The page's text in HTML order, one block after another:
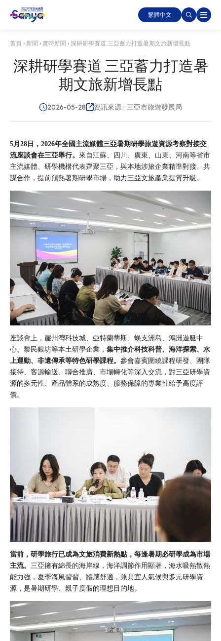
繁體中文
首頁 › 新聞 › 實時新聞 › 深耕研學賽道 三亞蓄力打造暑期文旅新增長點
深耕研學賽道 三亞蓄力打造暑
期文旅新增長點
2026-05-28 資訊來源 : 三亞市旅遊發展局
5月28日，2026年全國主流媒體三亞暑期研學旅遊資源考察對接交
流座談會在三亞舉行。 來自江蘇、四川、廣東、山東、河南等省市
主流媒體、研學機構代表齊聚三亞，與本地涉旅企業精準對接、共
謀合作，提前預熱暑期研學市場，助力三亞文旅產業提質升級。
座談會上， 崖州灣科技城 、亞特蘭蒂斯、蜈支洲島、鴻洲遊艇中
心、黎民銀坊等本土研學企業， 集中推介科技科普、海洋探索、水
上運動、非遺傳承等特色研學課程。 參會嘉賓圍繞課程研發、團隊
接待、客源輸送、聯合推廣、市場轉化等深入交流，對三亞研學資
源的多元性、產品體系的成熟度、服務保障的專業性給予高度評
價。
當前，研學旅行已成為文旅消費新熱點，每逢暑期必研學成為市場
主流。 三亞擁有綿長的海岸線，海洋調節作用顯著，海水吸熱散熱
能力強，夏季海風習習、體感舒適，兼具宜人氣候與多元研學資
源，是暑期研學、親子度假的理想目的地。